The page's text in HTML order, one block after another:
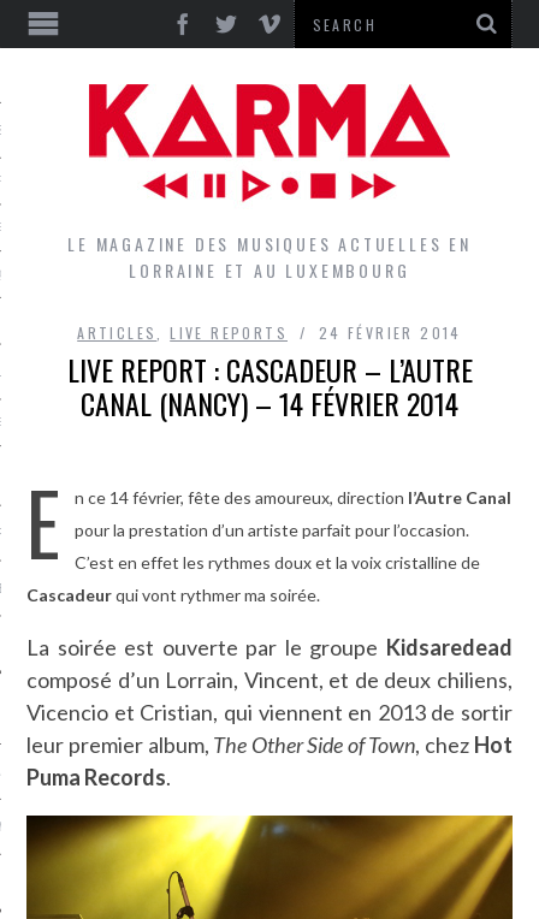
GROUPES DU LOCAL
LE MAGAZINE DES MUSIQUES ACTUELLES EN
LORRAINE ET AU LUXEMBOURG
ARTICLES ,LIVE REPORTS 24 FÉVRIER 2014
LIVE REPORT : CASCADEUR – L’AUTRE
CANAL (NANCY) – 14 FÉVRIER 2014
E n ce 14 février, fête des amoureux, direction l’Autre Canal
pour la prestation d’un artiste parfait pour l’occasion.
C’est en effet les rythmes doux et la voix cristalline de
Cascadeurqui vont rythmer ma soirée.
La soirée est ouverte par le groupe Kidsaredead
composé d’un Lorrain, Vincent, et de deux chiliens,
Vicencio et Cristian, qui viennent en 2013 de sortir
leur premier album, The Other Side of Town, chez Hot
Puma Records.